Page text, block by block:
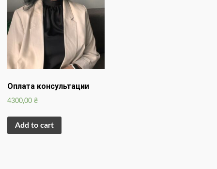
Оплата консультации
4300,00 ₴
Add to cart